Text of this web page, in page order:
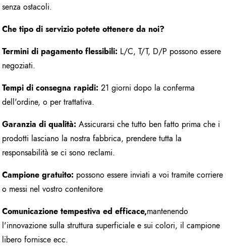
senza ostacoli.
Che tipo di servizio potete ottenere da noi?
Termini di pagamento flessibili: L/C, T/T, D/P possono essere
negoziati.
Tempi di consegna rapidi: 21 giorni dopo la conferma
dell'ordine, o per trattativa.
Garanzia di qualità: Assicurarsi che tutto ben fatto prima che i
prodotti lasciano la nostra fabbrica, prendere tutta la
responsabilità se ci sono reclami.
Campione gratuito: possono essere inviati a voi tramite corriere
o messi nel vostro contenitore
Comunicazione tempestiva ed efficace,mantenendo
l'innovazione sulla struttura superficiale e sui colori, il campione
libero fornisce ecc.